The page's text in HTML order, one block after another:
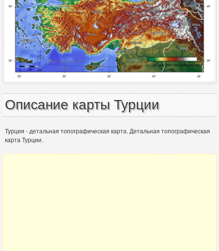
Описание карты Турции
Турция - детальная топографическая карта. Детальная топографическая
карта Турции.